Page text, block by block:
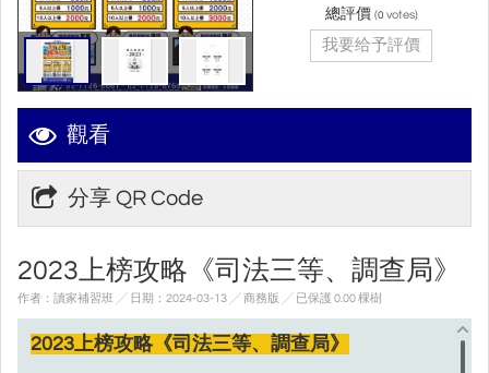
觀看
分享 QR Code
2023上榜攻略《司法三等、調查局》
作者：讀家補習班 ╱ 日期：2024-03-13 ╱ 商務版 ╱ 已保護 0.00 棵樹
2023上榜攻略《司法三等、調查局》
總評價 (0 votes)
我要给予評價